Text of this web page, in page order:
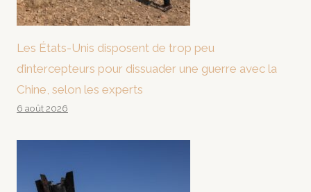
Les États-Unis disposent de trop peu
d’intercepteurs pour dissuader une guerre avec la
Chine, selon les experts
6 août 2026